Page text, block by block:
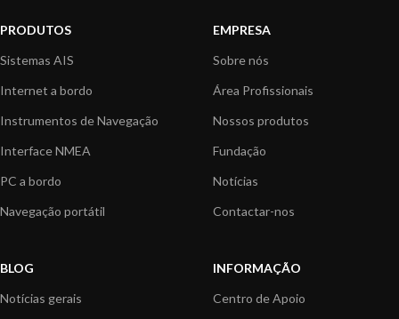
PRODUTOS
Sistemas AIS
Internet a bordo
Instrumentos de Navegação
Interface NMEA
PC a bordo
Navegação portátil
EMPRESA
Sobre nós
Área Profissionais
Nossos produtos
Fundação
Notícias
Contactar-nos
BLOG
Notícias gerais
INFORMAÇÃO
Centro de Apoio